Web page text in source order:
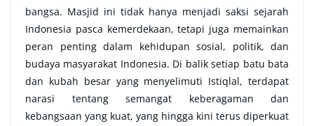
bangsa. Masjid ini tidak hanya menjadi saksi sejarah
Indonesia pasca kemerdekaan, tetapi juga memainkan
peran penting dalam kehidupan sosial, politik, dan
budaya masyarakat Indonesia. Di balik setiap batu bata
dan kubah besar yang menyelimuti Istiqlal, terdapat
narasi tentang semangat keberagaman dan
kebangsaan yang kuat, yang hingga kini terus diperkuat